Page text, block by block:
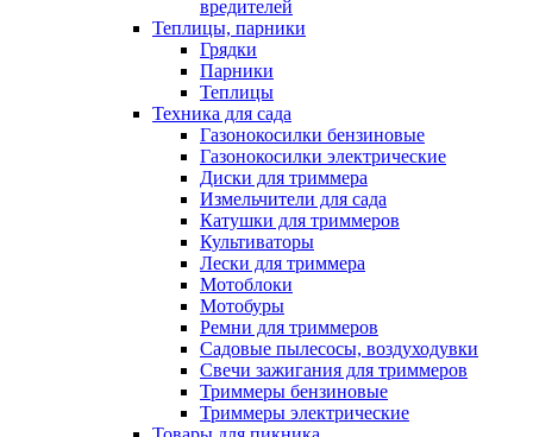
вредителей
Теплицы, парники
Грядки
Парники
Теплицы
Техника для сада
Газонокосилки бензиновые
Газонокосилки электрические
Диски для триммера
Измельчители для сада
Катушки для триммеров
Культиваторы
Лески для триммера
Мотоблоки
Мотобуры
Ремни для триммеров
Садовые пылесосы, воздуходувки
Свечи зажигания для триммеров
Триммеры бензиновые
Триммеры электрические